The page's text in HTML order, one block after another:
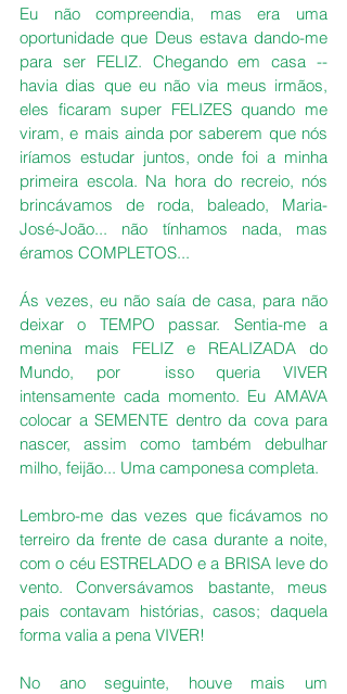
Eu não compreendia, mas era uma
oportunidade que Deus estava dando-me
para ser FELIZ. Chegando em casa --
havia dias que eu não via meus irmãos,
eles ficaram super FELIZES quando me
viram, e mais ainda por saberem que nós
iríamos estudar juntos, onde foi a minha
primeira escola. Na hora do recreio, nós
brincávamos de roda, baleado, Maria-
José-João... não tínhamos nada, mas
éramos COMPLETOS...
Ás vezes, eu não saía de casa, para não
deixar o TEMPO passar. Sentia-me a
menina mais FELIZ e REALIZADA do
Mundo, por  isso queria VIVER
intensamente cada momento. Eu AMAVA
colocar a SEMENTE dentro da cova para
nascer, assim como também debulhar
milho, feijão... Uma camponesa completa.
Lembro-me das vezes que ficávamos no
terreiro da frente de casa durante a noite,
com o céu ESTRELADO e a BRISA leve do
vento. Conversávamos bastante, meus
pais contavam histórias, casos; daquela
forma valia a pena VIVER!
No ano seguinte, houve mais um